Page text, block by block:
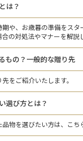
は？
や、お歳暮の準備をス
の対処法やマナーを解説
もの？一般的な贈り先
をご紹介いたします。
選び方とは？
物を選びたい方は、こち